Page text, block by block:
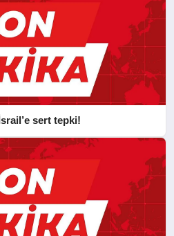
sert tepki!